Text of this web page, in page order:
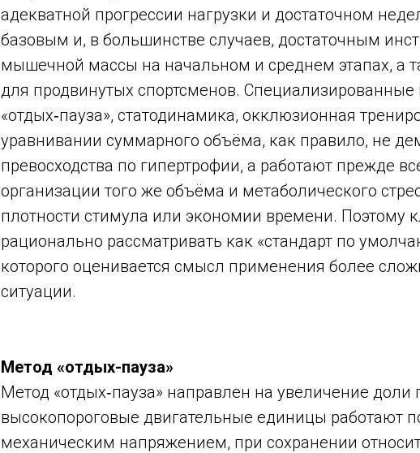
адекватной прогрессии нагрузки и достаточном
базовым и, в большинстве случаев, достаточным
мышечной массы на начальном и среднем этапах, а
для продвинутых спортсменов. Специализированные
«отдых‑пауза», статодинамика, окклюзионная
уравнивании суммарного объёма, как правило, не
превосходства по гипертрофии, а работают прежде
организации того же объёма и метаболического
плотности стимула или экономии времени. Поэтому
рационально рассматривать как «стандарт по
которого оценивается смысл применения более
ситуации.
Метод «отдых-пауза»
Метод «отдых‑пауза» направлен на увеличение доли
высокопороговые двигательные единицы работают
механическим напряжением, при сохранении